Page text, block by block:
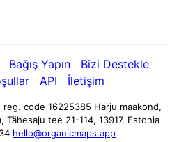
Bağış Yapın
Bizi Destekle
API İletişim
code 16225385 Harju maakond,
Tähesaju tee 21-114, 13917, Estonia
hello@organicmaps.app